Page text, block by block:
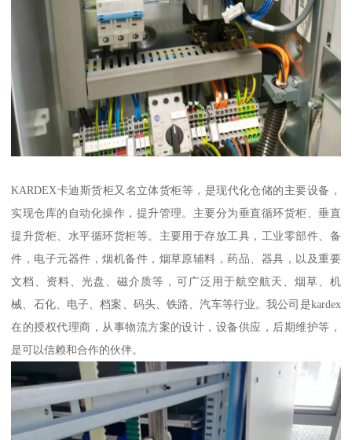
KARDEX卡迪斯货柜又名立体货柜等，是现代化仓储的主要设备，
实现仓库的自动化操作，提升管理。主要分为垂直循环货柜、垂直
提升货柜、水平循环货柜等。主要用于存放工具，工业零部件、备
件，电子元器件，烟机备件，烟草原辅料，药品、器具，以及重要
文档、资料、光盘、磁介质等，可广泛用于航空航天、烟草、机
械、石化、电子、档案、码头、铁路、汽车等行业。我公司是kardex
在的授权代理商，从事物流方案的设计，设备供应，后期维护等，
是可以信赖和合作的伙伴。